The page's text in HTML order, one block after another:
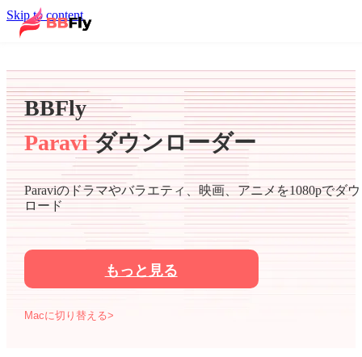
Skip to content
BBFly
Paraviダウンローダー
Paraviのドラマやバラエティ、映画、アニメを1080pでダ
ロード
もっと見る
Macに切り替える>